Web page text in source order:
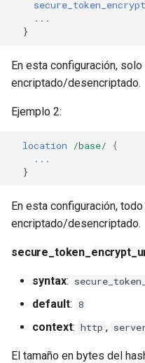
...
}
En esta configuración,
encriptado/desencriptado.
Ejemplo 2:
location /base/
{
...
}
En esta configuración,
encriptado/desencriptado.
syntax:
default: 8
context: http ,
El tamaño en bytes del